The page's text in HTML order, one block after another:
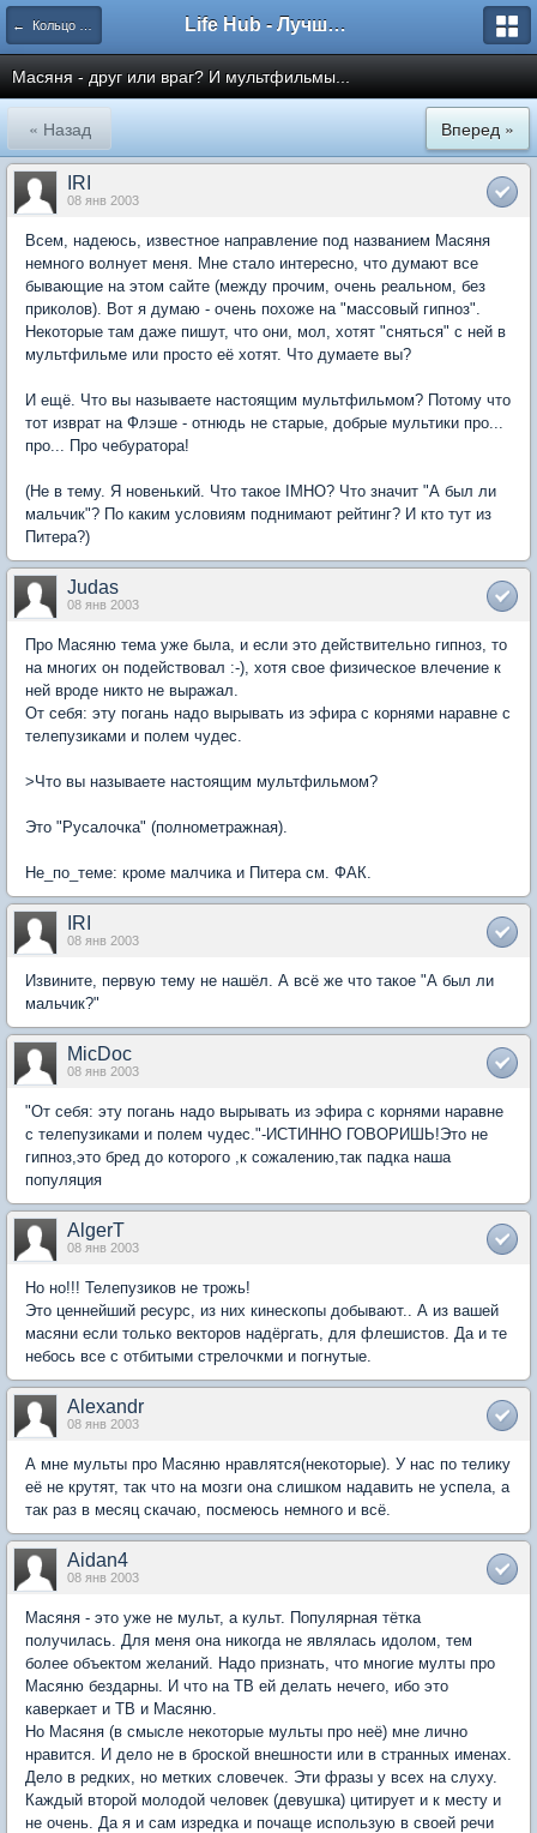
← Кольцо Времени Life Hub - Лучшие компьютерные игры мира
Масяня - друг или враг? И мультфильмы...
« Назад Вперед »
IRI
08 янв 2003
Всем, надеюсь, известное направление под названием Масяня
немного волнует меня. Мне стало интересно, что думают все
бывающие на этом сайте (между прочим, очень реальном, без
приколов). Вот я думаю - очень похоже на "массовый гипноз".
Некоторые там даже пишут, что они, мол, хотят "сняться" с ней в
мультфильме или просто её хотят. Что думаете вы?
И ещё. Что вы называете настоящим мультфильмом? Потому что
тот изврат на Флэше - отнюдь не старые, добрые мультики про...
про... Про чебуратора!
(Не в тему. Я новенький. Что такое IMHO? Что значит "А был ли
мальчик"? По каким условиям поднимают рейтинг? И кто тут из
Питера?)
Judas
08 янв 2003
Про Масяню тема уже была, и если это действительно гипноз, то
на многих он подействовал :-), хотя свое физическое влечение к
ней вроде никто не выражал.
От себя: эту погань надо вырывать из эфира с корнями наравне с
телепузиками и полем чудес.
>Что вы называете настоящим мультфильмом?
Это "Русалочка" (полнометражная).
Не_по_теме: кроме малчика и Питера см. ФАК.
IRI
08 янв 2003
Извините, первую тему не нашёл. А всё же что такое "А был ли
мальчик?"
MicDoc
08 янв 2003
"От себя: эту погань надо вырывать из эфира с корнями наравне
с телепузиками и полем чудес."-ИСТИННО ГОВОРИШЬ!Это не
гипноз,это бред до которого ,к сожалению,так падка наша
популяция
AlgerT
08 янв 2003
Но но!!! Телепузиков не трожь!
Это ценнейший ресурс, из них кинескопы добывают.. А из вашей
масяни если только векторов надёргать, для флешистов. Да и те
небось все с отбитыми стрелочкми и погнутые.
Alexandr
08 янв 2003
А мне мульты про Масяню нравлятся(некоторые). У нас по телику
её не крутят, так что на мозги она слишком надавить не успела, а
так раз в месяц скачаю, посмеюсь немного и всё.
Aidan4
08 янв 2003
Масяня - это уже не мульт, а культ. Популярная тётка
получилась. Для меня она никогда не являлась идолом, тем
более объектом желаний. Надо признать, что многие мулты про
Масяню бездарны. И что на ТВ ей делать нечего, ибо это
каверкает и ТВ и Масяню.
Но Масяня (в смысле некоторые мульты про неё) мне лично
нравится. И дело не в броской внешности или в странных именах.
Дело в редких, но метких словечек. Эти фразы у всех на слуху.
Каждый второй молодой человек (девушка) цитирует и к месту и
не очень. Да я и сам изредка и почаще использую в своей речи